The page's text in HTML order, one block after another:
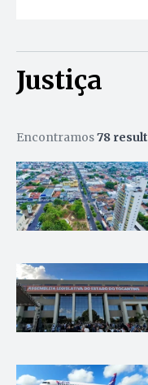
Justiça
Encontramos78